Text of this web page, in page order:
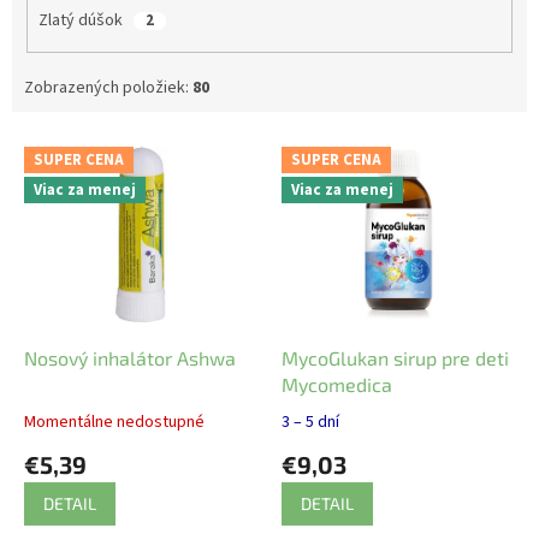
Zlatý dúšok 2
Zobrazených položiek: 80
V
p
SUPER CENA
Viac za menej
Nosový inhalátor Ashwa
Momentálne nedostupné
€5,39
DETAIL
SUPER CENA
Viac za menej
MycoGlukan sirup pre deti
Mycomedica
3 – 5 dní
€9,03
DETAIL